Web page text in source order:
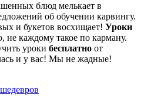
блюд мелькает в
об обучении карвингу.
и букетов восхищает! Уроки
не каждому такое по карману.
уроки бесплатно от
и у вас! Мы не жадные!